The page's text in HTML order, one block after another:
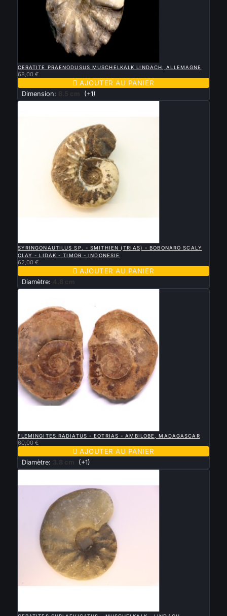
CERATITE PRAENODUSUS MUSCHELKALK LINDACH, ALLEMAGNE
68,00 €
 AJOUTER AU PANIER
Dimension: 8.5 cm (+1)
SYRINGONAUTILUS SP. - SMITHIEN (TRIAS) - BOBONARO SCALY
CLAY - LIDAK - TIMOR - INDONESIE
62,00 €
 AJOUTER AU PANIER
Diamètre: 4.8 cm
FLEMINGITES RADIATUS - EOTRIAS - AMBILOBE, MADAGASCAR
60,00 €
 AJOUTER AU PANIER
Diamètre: 3.8 cm (+1)